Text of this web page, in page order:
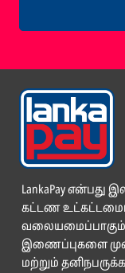
LankaPay என்பது
கட்டண
இணைப்புகளை
மற்றும்